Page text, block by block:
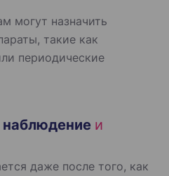
могут назначить
такие как
периодические
и
даже после того, как